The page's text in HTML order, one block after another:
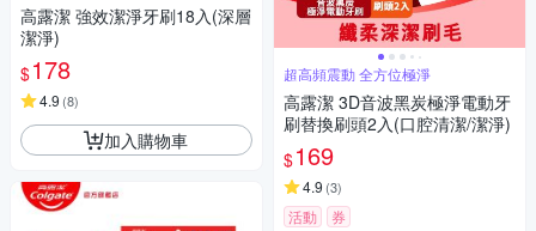
高露潔 強效潔淨牙刷18入(深層
潔淨)
$178
4.9 (8)
加入購物車
超高頻震動 全方位極淨
高露潔 3D音波黑炭極淨電動牙
刷替換刷頭2入(口腔清潔/潔淨)
$169
4.9 (3)
活動 券